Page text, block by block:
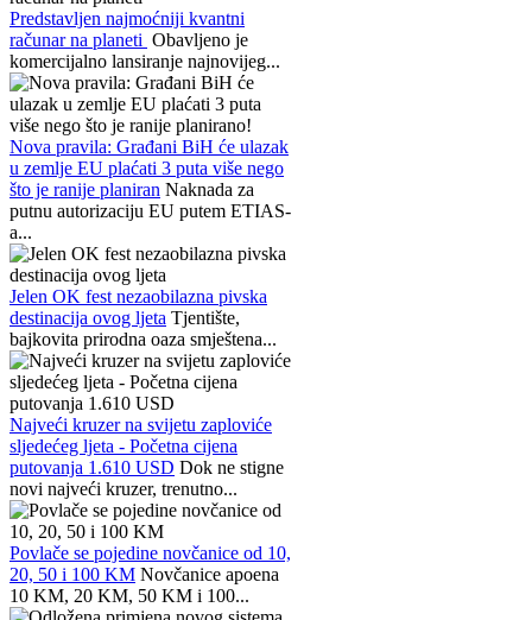
Predstavljen najmoćniji kvantni
računar na planeti Obavljeno je
komercijalno lansiranje najnovijeg...
Nova pravila: Građani BiH će ulazak
u zemlje EU plaćati 3 puta više nego
što je ranije planiran Naknada za
putnu autorizaciju EU putem ETIAS-
a...
Jelen OK fest nezaobilazna pivska
destinacija ovog ljeta Tjentište,
bajkovita prirodna oaza smještena...
Najveći kruzer na svijetu zaploviće
sljedećeg ljeta - Početna cijena
putovanja 1.610 USD Dok ne stigne
novi najveći kruzer, trenutno...
Povlače se pojedine novčanice od 10,
20, 50 i 100 KM Novčanice apoena
10 KM, 20 KM, 50 KM i 100...